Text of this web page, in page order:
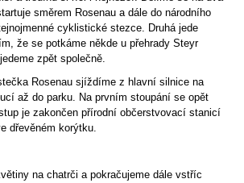
směrem Rosenau a dále do národního
cyklistické stezce. Druhá jede
že se potkáme někde u přehrady Steyr
zpět společně.
Rosenau sjíždíme z hlavní silnice na
až do parku. Na prvním stoupání se opět
je zakončen přírodní občerstvovací stanicí
dřevěném korýtku.
na chatrči a pokračujeme dále vstříc